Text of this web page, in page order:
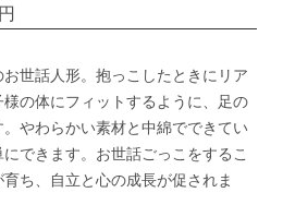
世話人形。抱っこしたときにリア
の体にフィットするように、足の
やわらかい素材と中綿でできてい
できます。お世話ごっこをするこ
ち、自立と心の成長が促されま